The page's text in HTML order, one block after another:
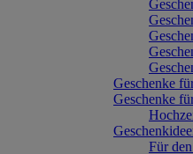
Geschenke
Geschenke
Für